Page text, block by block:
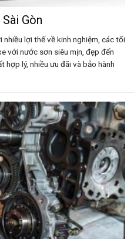
Gòn
nhiều lợi thế về kinh nghiệm, các tối
với nước sơn siêu mịn, đẹp đến
lý, nhiều ưu đãi và bảo hành